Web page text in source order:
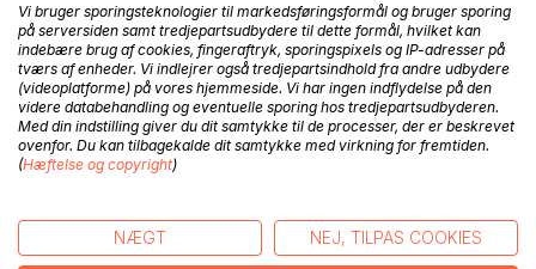
Føj til ønskeliste
Anmeld titel
BESKRIVELSE
Vi bruger sporingsteknologier til markedsføringsformål og bruger sporing
på serversiden samt tredjepartsudbydere til dette formål, hvilket kan
indebære brug af cookies, fingeraftryk, sporingspixels og IP-adresser på
tværs af enheder. Vi indlejrer også tredjepartsindhold fra andre udbydere
(videoplatforme) på vores hjemmeside. Vi har ingen indflydelse på den
videre databehandling og eventuelle sporing hos tredjepartsudbyderen.
Med din indstilling giver du dit samtykke til de processer, der er beskrevet
ovenfor. Du kan tilbagekalde dit samtykke med virkning for fremtiden.
(Hæftelse og copyright)
NÆGT NEJ, TILPAS COOKIES